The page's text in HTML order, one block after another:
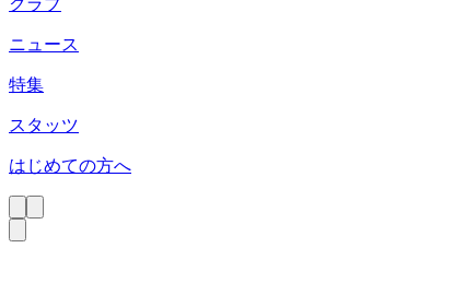
ニュース
特集
スタッツ
はじめての方へ